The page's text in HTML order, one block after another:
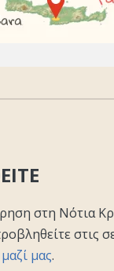
στη Νότια
στις
μας.